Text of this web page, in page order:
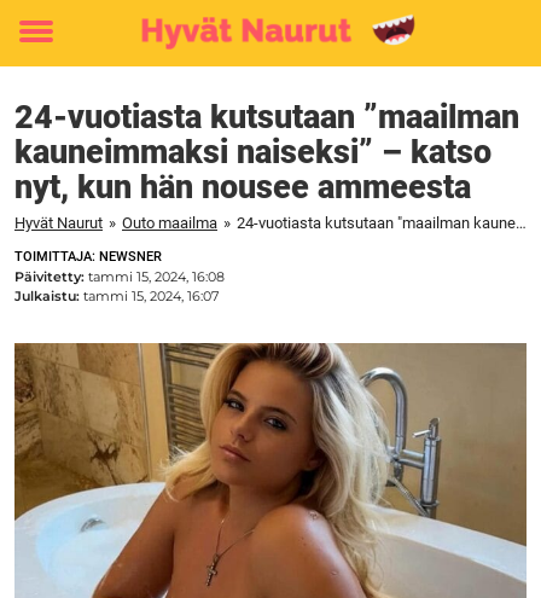
Toggle
24-vuotiasta kutsutaan ”maailman
kauneimmaksi naiseksi” – katso
nyt, kun hän nousee ammeesta
Hyvät Naurut » Outo maailma » 24-vuotiasta kutsutaan "maailman kauneimmaksi naiseksi" – katso nyt, kun hän nousee ammeesta
TOIMITTAJA: NEWSNER
Päivitetty: tammi 15, 2024, 16:08
Julkaistu: tammi 15, 2024, 16:07